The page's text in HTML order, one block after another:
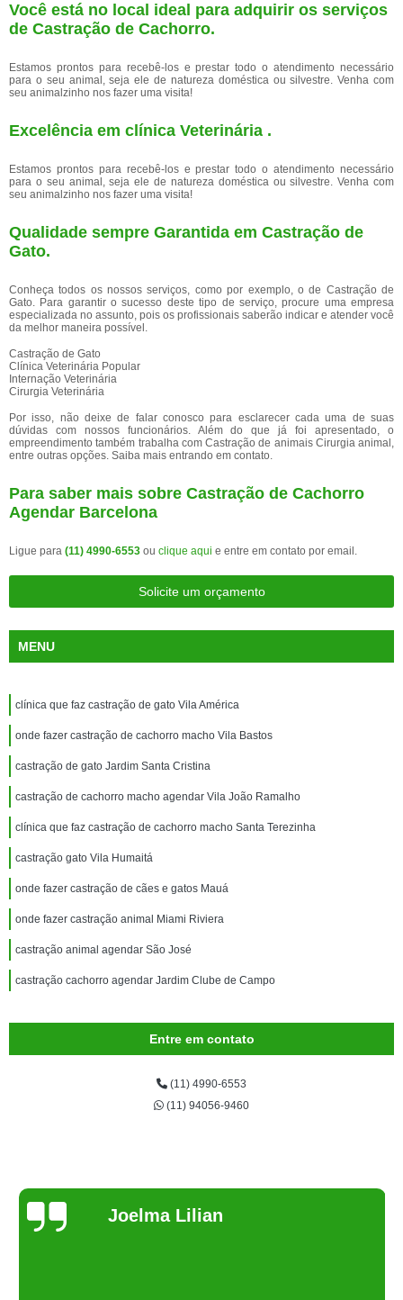
Você está no local ideal para adquirir os serviços
de Castração de Cachorro.
Estamos prontos para recebê-los e prestar todo o atendimento necessário
para o seu animal, seja ele de natureza doméstica ou silvestre. Venha com
seu animalzinho nos fazer uma visita!
Excelência em clínica Veterinária .
Estamos prontos para recebê-los e prestar todo o atendimento necessário
para o seu animal, seja ele de natureza doméstica ou silvestre. Venha com
seu animalzinho nos fazer uma visita!
Qualidade sempre Garantida em Castração de
Gato.
Conheça todos os nossos serviços, como por exemplo, o de Castração de
Gato. Para garantir o sucesso deste tipo de serviço, procure uma empresa
especializada no assunto, pois os profissionais saberão indicar e atender você
da melhor maneira possível.
Castração de Gato
Clínica Veterinária Popular
Internação Veterinária
Cirurgia Veterinária
Por isso, não deixe de falar conosco para esclarecer cada uma de suas
dúvidas com nossos funcionários. Além do que já foi apresentado, o
empreendimento também trabalha com Castração de animais Cirurgia animal,
entre outras opções. Saiba mais entrando em contato.
Para saber mais sobre Castração de Cachorro
Agendar Barcelona
Ligue para (11) 4990-6553 ou clique aqui e entre em contato por email.
Solicite um orçamento
MENU
clínica que faz castração de gato Vila América
onde fazer castração de cachorro macho Vila Bastos
castração de gato Jardim Santa Cristina
castração de cachorro macho agendar Vila João Ramalho
clínica que faz castração de cachorro macho Santa Terezinha
castração gato Vila Humaitá
onde fazer castração de cães e gatos Mauá
onde fazer castração animal Miami Riviera
castração animal agendar São José
castração cachorro agendar Jardim Clube de Campo
Entre em contato
(11) 4990-6553
(11) 94056-9460
Joelma Lilian